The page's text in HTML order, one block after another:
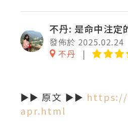
不丹: 是命中注定
發佈於 2025.02.24
不丹
►► 原文 ►► https://
apr.html